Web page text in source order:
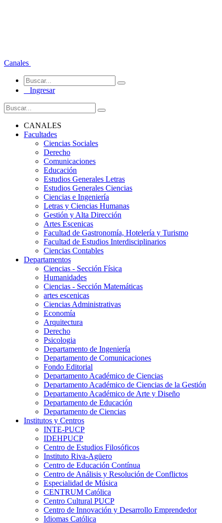
Canales
Ingresar
CANALES
Facultades
Ciencias Sociales
Derecho
Comunicaciones
Educación
Estudios Generales Letras
Estudios Generales Ciencias
Ciencias e Ingeniería
Letras y Ciencias Humanas
Gestión y Alta Dirección
Artes Escenicas
Facultad de Gastronomía, Hotelería y Turismo
Facultad de Estudios Interdisciplinarios
Ciencias Contables
Departamentos
Ciencias - Sección Física
Humanidades
Ciencias - Sección Matemáticas
artes escenicas
Ciencias Administrativas
Economía
Arquitectura
Derecho
Psicologia
Departamento de Ingeniería
Departamento de Comunicaciones
Fondo Editorial
Departamento Académico de Ciencias
Departamento Académico de Ciencias de la Gestión
Departamento Académico de Arte y Diseño
Departamento de Educación
Departamento de Ciencias
Institutos y Centros
INTE-PUCP
IDEHPUCP
Centro de Estudios Filosóficos
Instituto Riva-Agüero
Centro de Educación Contínua
Centro de Análisis y Resolución de Conflictos
Especialidad de Música
CENTRUM Católica
Centro Cultural PUCP
Centro de Innovación y Desarrollo Emprendedor
Idiomas Católica